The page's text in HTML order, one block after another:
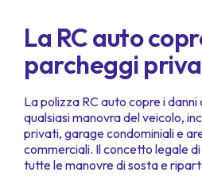
La RC auto
parcheggi
La polizza RC auto copre i
qualsiasi manovra del veicolo,
privati, garage condominiali e
commerciali. Il concetto legale
tutte le manovre di sosta e